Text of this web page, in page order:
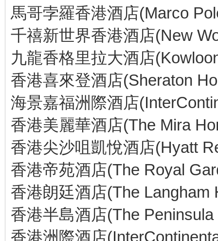
馬哥孛羅香港酒店(Marco
千禧新世界香港酒店(New
九龍香格里拉大酒店
香港喜來登酒店(Sheraton
海景嘉福洲際酒店
香港美麗華酒店(The Mira
香港尖沙咀凱悅酒店(Hyatt
香港帝苑酒店(The Royal
香港朗廷酒店(The Langham
香港半島酒店(The
香港洲際酒店